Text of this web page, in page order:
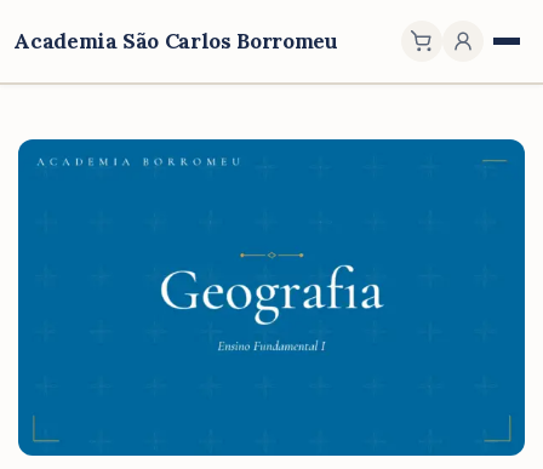
Academia São Carlos Borromeu